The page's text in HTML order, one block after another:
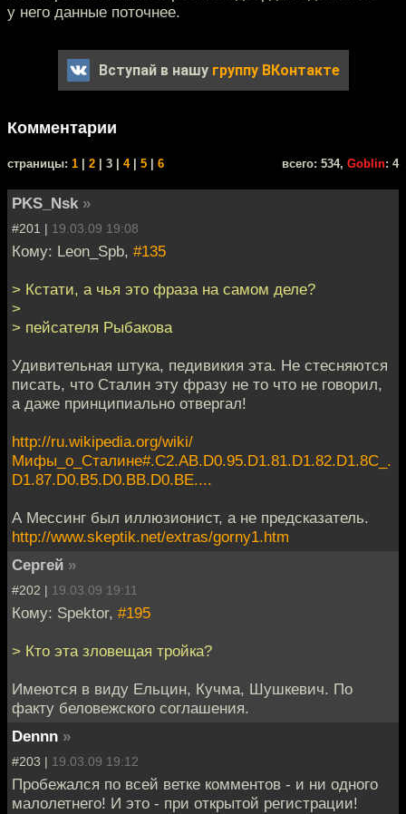
у него данные поточнее.
Вступай в нашу группу ВКонтакте
Комментарии
cтраницы: 1 2 | 3 | 4| 5 6 всего: 534, Goblin: 4
PKS_Nsk »
#201 | 19.03.09 19:08
Кому: Leon_Spb, #135
> Кстати, а чья это фраза на самом деле?
>
> пейсателя Рыбакова
Удивительная штука, педивикия эта. Не стесняются
писать, что Сталин эту фразу не то что не говорил,
а даже принципиально отвергал!
http://ru.wikipedia.org/wiki/
Мифы_о_Сталине#.C2.AB.D0.95.D1.81.D1.82.D1.8C_.
D1.87.D0.B5.D0.BB.D0.BE....
А Мессинг был иллюзионист, а не предсказатель.
http://www.skeptik.net/extras/gorny1.htm
Cергей »
#202 | 19.03.09 19:11
Кому: Spektor, #195
> Кто эта зловещая тройка?
Имеются в виду Ельцин, Кучма, Шушкевич. По
факту беловежского соглашения.
Dennn »
#203 | 19.03.09 19:12
Пробежался по всей ветке комментов - и ни одного
малолетнего! И это - при открытой регистрации!